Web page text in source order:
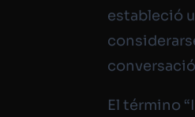
estableció
El término